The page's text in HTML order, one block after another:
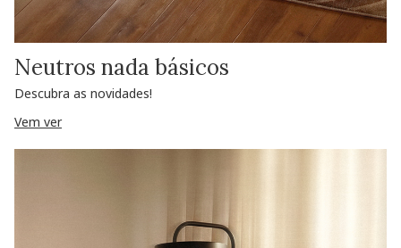
Neutros nada básicos
Descubra as novidades!
Vem ver